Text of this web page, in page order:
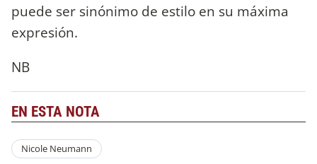
puede ser sinónimo de estilo en su máxima
expresión.
NB
EN ESTA NOTA
Nicole Neumann